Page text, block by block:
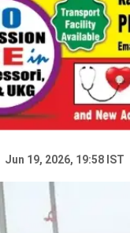
Jun 19, 2026, 19:58 IST